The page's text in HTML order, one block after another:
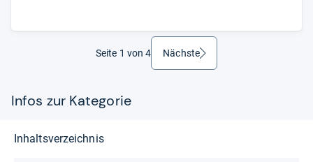
Seite 1 von 4 Nächsteweiter
Infos zur Kategorie
Inhaltsverzeichnis